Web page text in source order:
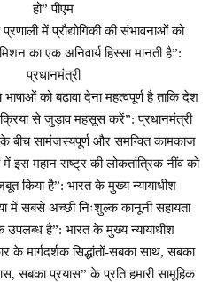
हो” पीएम
में प्रौद्योगिकी की संभावनाओं को
का एक अनिवार्य हिस्सा मानती है”:
प्रधानमंत्री
को बढ़ावा देना महत्वपूर्ण है ताकि देश
से जुड़ाव महसूस करें”: प्रधानमंत्री
बीच सामंजस्यपूर्ण और समन्वित कामकाज
इस महान राष्ट्र की लोकतांत्रिक नींव को
किया है”: भारत के मुख्य न्यायाधीश
में सबसे अच्छी निःशुल्क कानूनी सहायता
है”: भारत के मुख्य न्यायाधीश
मार्गदर्शक सिद्धांतों-सबका साथ, सबका
सबका प्रयास” के प्रति हमारी सामूहिक